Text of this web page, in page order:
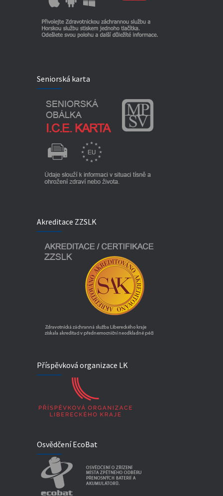
Seniorská karta
Akreditace ZZSLK
Příspěvková organizace LK
Osvědčení EcoBat